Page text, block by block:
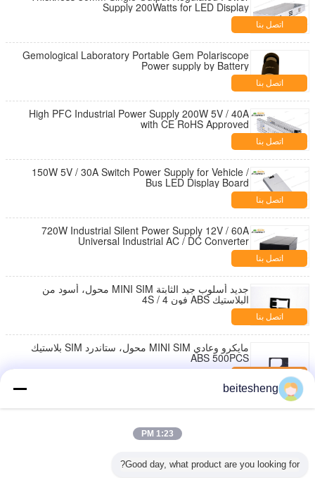
Supply 200Watts for LED Display
اتصل بنا
Gemological Laboratory Portable Gem Polariscope
Power supply by Battery
اتصل بنا
High PFC Industrial Power Supply 200W 5V / 40A
with CE RoHS Approved
اتصل بنا
150W 5V / 30A Switch Power Supply for Vehicle /
Bus LED Display Board
اتصل بنا
720W Industrial Silent Power Supply 12V / 60A
Universal Industrial AC / DC Converter
اتصل بنا
جديد أسلوب جيد الثابتة MINI SIM محول، أسود من
البلاستيك ABS فون 4 / 4S
اتصل بنا
مايكرو وعادي MINI SIM محول، ستاندرد SIM بلاستيك
ABS 500PCS
معيار الأسود MINI محول SIM لجميع الهواتف النقالة 1.5 ×
beitesheng
1:23 PM
Good day, what product are you looking for?